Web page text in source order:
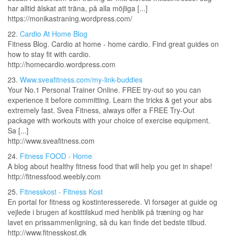
har alltid älskat att träna, på alla möjliga [...]
https://monikastraning.wordpress.com/
22. Cardio At Home Blog
Fitness Blog. Cardio at home - home cardio. Find great guides on
how to stay fit with cardio.
http://homecardio.wordpress.com
23. Www.sveafitness.com/my-link-buddies
Your No.1 Personal Trainer Online. FREE try-out so you can
experience it before committing. Learn the tricks & get your abs
extremely fast. Svea Fitness, always offer a FREE Try-Out
package with workouts with your choice of exercise equipment.
Sa [...]
http://www.sveafitness.com
24. Fitness FOOD - Home
A blog about healthy fitness food that will help you get in shape!
http://fitnessfood.weebly.com
25. Fitnesskost - Fitness Kost
En portal for fitness og kostinteresserede. Vi forsøger at guide og
vejlede i brugen af kosttilskud med henblik på træning og har
lavet en prissammenligning, så du kan finde det bedste tilbud.
http://www.fitnesskost.dk